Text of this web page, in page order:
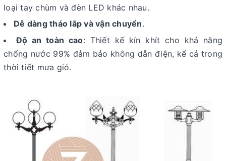
loại tay chùm và đèn LED khác nhau.
Dễ dàng tháo lắp và vận chuyển.
Độ an toàn cao: Thiết kế kín khít cho khả năng
chống nước 99% đảm bảo không dẫn điện, kể cả trong
thời tiết mưa gió.